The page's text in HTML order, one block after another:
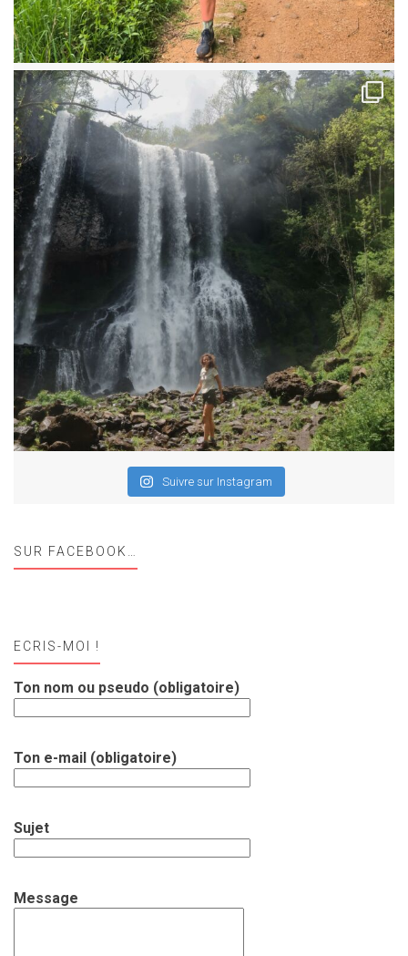
Suivre sur Instagram
SUR FACEBOOK…
ECRIS-MOI !
Ton nom ou pseudo (obligatoire)
Ton e-mail (obligatoire)
Sujet
Message